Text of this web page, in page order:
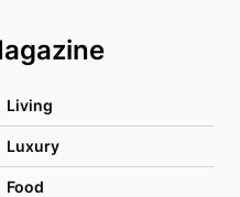
Living
Luxury
Food